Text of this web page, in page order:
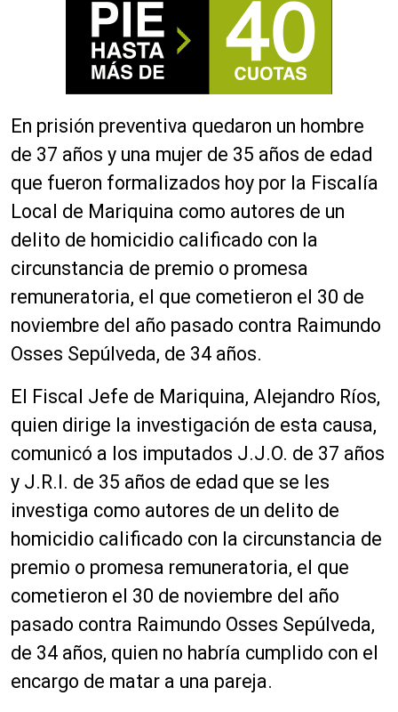
En prisión preventiva quedaron un hombre
de 37 años y una mujer de 35 años de edad
que fueron formalizados hoy por la Fiscalía
Local de Mariquina como autores de un
delito de homicidio calificado con la
circunstancia de premio o promesa
remuneratoria, el que cometieron el 30 de
noviembre del año pasado contra Raimundo
Osses Sepúlveda, de 34 años.
El Fiscal Jefe de Mariquina, Alejandro Ríos,
quien dirige la investigación de esta causa,
comunicó a los imputados J.J.O. de 37 años
y J.R.I. de 35 años de edad que se les
investiga como autores de un delito de
homicidio calificado con la circunstancia de
premio o promesa remuneratoria, el que
cometieron el 30 de noviembre del año
pasado contra Raimundo Osses Sepúlveda,
de 34 años, quien no habría cumplido con el
encargo de matar a una pareja.